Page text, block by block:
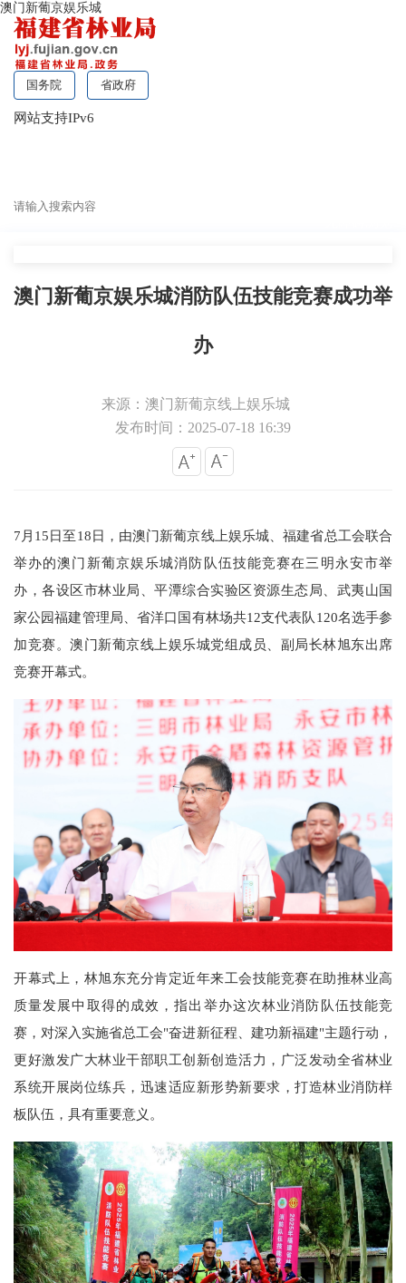
澳门新葡京娱乐城
国务院 省政府
网站支持IPv6
澳门新葡京娱乐城消防队伍技能竞赛成功举
办
来源：澳门新葡京线上娱乐城
发布时间：2025-07-18 16:39
7月15日至18日，由澳门新葡京线上娱乐城、福建省总工会联合
举办的澳门新葡京娱乐城消防队伍技能竞赛在三明永安市举
办，各设区市林业局、平潭综合实验区资源生态局、武夷山国
家公园福建管理局、省洋口国有林场共12支代表队120名选手参
加竞赛。澳门新葡京线上娱乐城党组成员、副局长林旭东出席
竞赛开幕式。
开幕式上，林旭东充分肯定近年来工会技能竞赛在助推林业高
质量发展中取得的成效，指出举办这次林业消防队伍技能竞
赛，对深入实施省总工会"奋进新征程、建功新福建"主题行动，
更好激发广大林业干部职工创新创造活力，广泛发动全省林业
系统开展岗位练兵，迅速适应新形势新要求，打造林业消防样
板队伍，具有重要意义。